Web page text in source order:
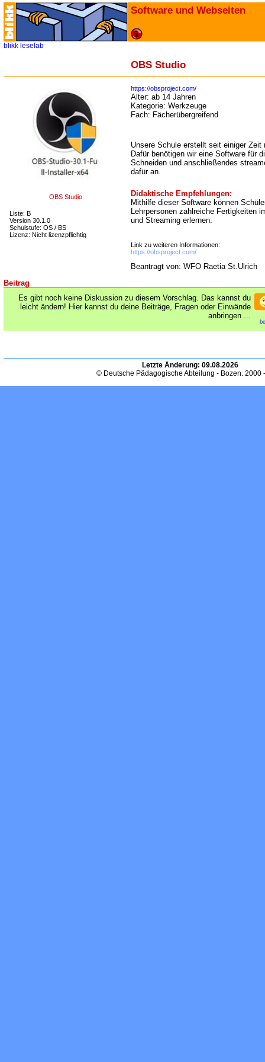
Software und Webseiten
blikk leselab
OBS Studio
OBS Studio
Liste: B
Version 30.1.0
Schulstufe: OS / BS
Lizenz: Nicht lizenzpflichtig
https://obsproject.com/
Alter: ab 14 Jahren
Kategorie: Werkzeuge
Fach: Fächerübergreifend
Unsere Schule erstellt seit einiger
Dafür benötigen wir eine Software für
Schneiden und anschließendes
dafür an.
Didaktische Empfehlungen:
Mithilfe dieser Software können
Lehrpersonen zahlreiche Fertigkeiten
und Streaming erlernen.
Link zu weiteren Informationen:
https://obsproject.com/
Beantragt von: WFO Raetia St.Ulrich
Beitrag
Es gibt noch keine Diskussion zu diesem Vorschlag. Das kannst du
leicht ändern! Hier kannst du deine Beiträge, Fragen oder Einwände
anbringen ...
Letzte Änderung: 09.08.2026
© Deutsche Pädagogische Abteilung - Bozen. 2000